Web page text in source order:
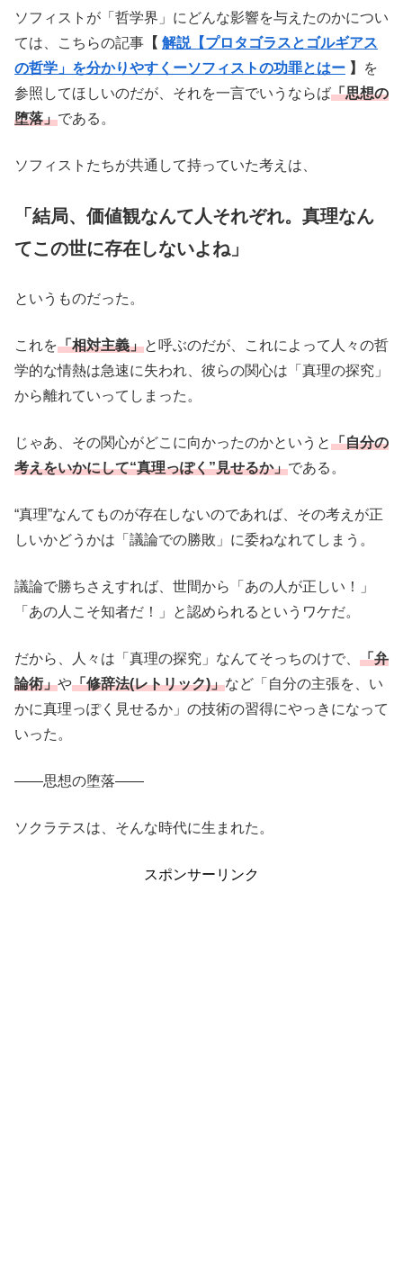
ソフィストが「哲学界」にどんな影響を与えたのかについ
ては、こちらの記事 【 解説【プロタゴラスとゴルギアス
の哲学」を分かりやすくーソフィストの功罪とはー 】
を
参照してほしいのだが、それを一言でいうならば「思想の
堕落」である。
ソフィストたちが共通して持っていた考えは、
「結局、価値観なんて人それぞれ。真理なん
てこの世に存在しないよね」
というものだった。
これを「相対主義」と呼ぶのだが、これによって人々の哲
学的な情熱は急速に失われ、彼らの関心は「真理の探究」
から離れていってしまった。
じゃあ、その関心がどこに向かったのかというと「自分の
考えをいかにして“真理っぽく”見せるか」である。
“真理”なんてものが存在しないのであれば、その考えが正
しいかどうかは「議論での勝敗」に委ねなれてしまう。
議論で勝ちさえすれば、世間から「あの人が正しい！」
「あの人こそ知者だ！」と認められるというワケだ。
だから、人々は「真理の探究」なんてそっちのけで、 「弁
論術」や「修辞法(レトリック)」など「自分の主張を、い
かに真理っぽく見せるか」の技術の習得にやっきになって
いった。
――思想の堕落――
ソクラテスは、そんな時代に生まれた。
スポンサーリンク